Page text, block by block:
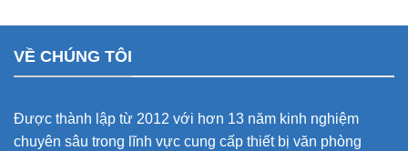
VỀ CHÚNG TÔI
Được thành lập từ 2012 với hơn 13 năm kinh nghiệm
chuyên sâu trong lĩnh vực cung cấp thiết bị văn phòng